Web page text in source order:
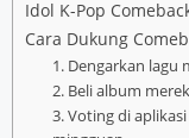
Idol K-Pop
Cara Dukung
1. Dengarkan lagu
2. Beli album
3. Voting di